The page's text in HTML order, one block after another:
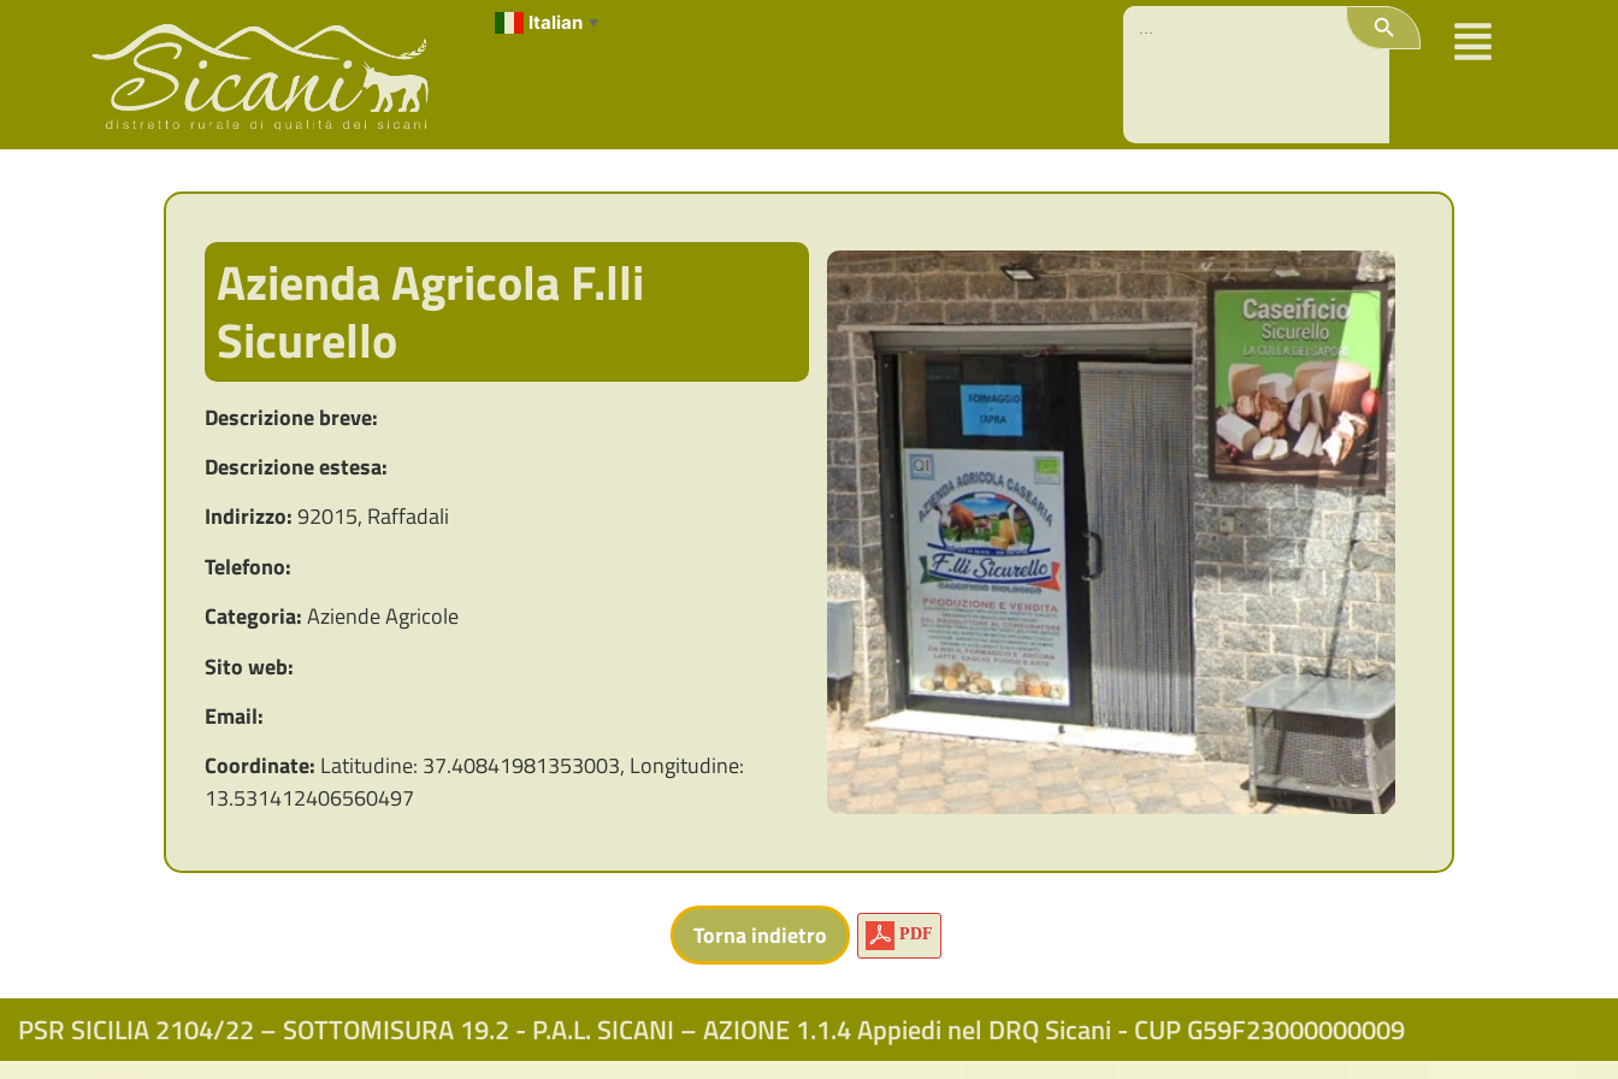
Italian ▼
Search
for:
Search Button
Azienda Agricola F.lli
Sicurello
Descrizione breve:
Descrizione estesa:
Indirizzo:92015, Raffadali
Telefono:
Categoria:Aziende Agricole
Sito web:
Email:
Coordinate: Latitudine: 37.40841981353003, Longitudine:
13.531412406560497
PDF
PSR SICILIA 2104/22 – SOTTOMISURA 19.2 - P.A.L. SICANI – AZIONE 1.1.4 Appiedi nel DRQ Sicani - CUP G59F23000000009